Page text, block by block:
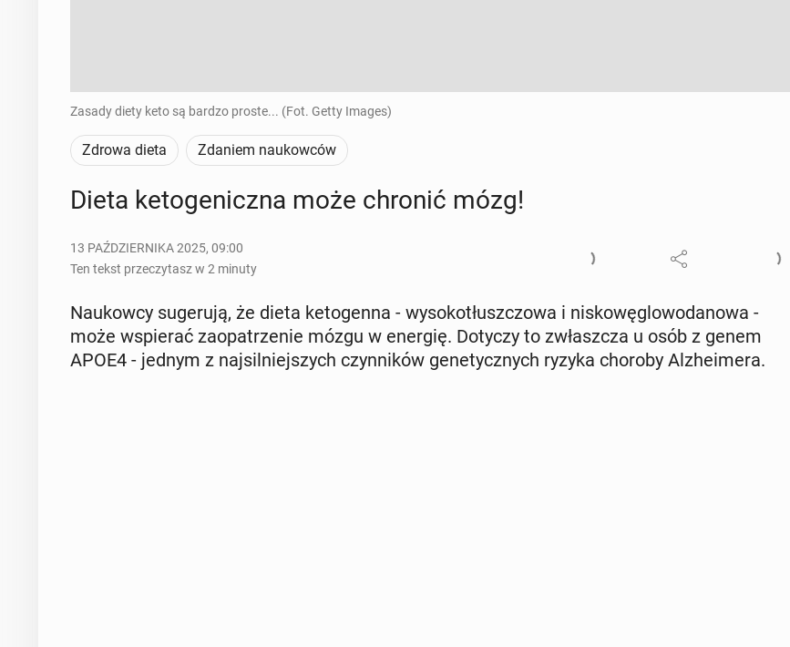
Zasady diety keto są bardzo proste... (Fot. Getty Images)
Zdrowa dieta Zdaniem naukowców
Dieta ke­to­ge­nicz­na może chronić mózg!
13 PAŹDZIERNIKA 2025, 09:00
Ten tekst przeczytasz w 2 minuty
Na­ukow­cy su­ge­ru­ją, że dieta ke­to­gen­na - wy­so­ko­tłusz­czo­wa i ni­sko­wę­glo­wo­da­no­wa -
może wspie­rać za­opa­trze­nie mózgu w energię. Dotyczy to zwłasz­cza u osób z genem
APOE4 - jednym z naj­sil­niej­szych czyn­ni­ków ge­ne­tycz­nych ryzyka choroby Al­zhe­ime­ra.